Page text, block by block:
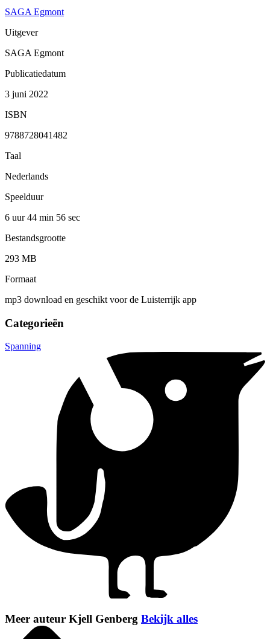
SAGA Egmont
Uitgever
SAGA Egmont
Publicatiedatum
3 juni 2022
ISBN
9788728041482
Taal
Nederlands
Speelduur
6 uur 44 min 56 sec
Bestandsgrootte
293 MB
Formaat
mp3 download en geschikt voor de Luisterrijk app
Categorieën
Spanning
Meer auteur Kjell Genberg Bekijk alles